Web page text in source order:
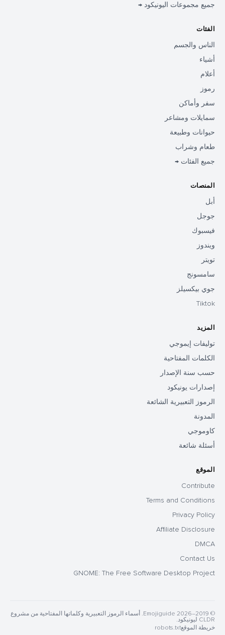
جميع مجموعات اليونيكود →
الفئات
الناس والجسم
أشياء
أعلام
رموز
سفر وأماكن
سمايلات ومشاعر
حيوانات وطبيعة
طعام وشراب
جميع الفئات →
المنصات
أبل
جوجل
فيسبوك
ويندوز
تويتر
سامسونج
جوي بيكسيلز
Tiktok
المزيد
توليفات إيموجي
الكلمات المفتاحية
حسب سنة الإصدار
إصدارات يونيكود
الرموز التعبيرية الشائعة
المدونة
كاوموجي
أسئلة شائعة
الموقع
Contribute
Terms and Conditions
Privacy Policy
Affiliate Disclosure
DMCA
Contact Us
GNOME: The Free Software Desktop Project
© 2019–2026 Emojiguide. أسماء الرموز التعبيرية وكلماتها المفتاحية من مشروع
CLDR ليونيكود.
خريطة الموقعrobots.txt